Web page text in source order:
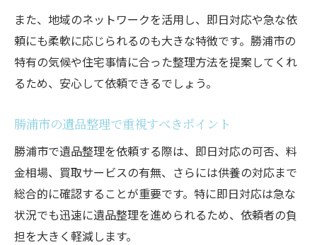
不安を減らす見積明瞭の遺品整理術
遺品整理で見積明瞭な業者の選び方
遺品整理費用の透明性がもたらす安心
遺品整理で追加料金を防ぐ方法とは
遺品整理の料金明細を比較するコツ
故人の思い出を大切にした整理方法
遺品整理で思い出を丁寧に残す工夫
遺品整理の際に心がけたい配慮と対応
また、地域のネットワークを活用し、即日対応や急な依
頼にも柔軟に応じられるのも大きな特徴です。勝浦市の
特有の気候や住宅事情に合った整理方法を提案してくれ
るため、安心して依頼できるでしょう。
勝浦市の遺品整理で重視すべきポイント
勝浦市で遺品整理を依頼する際は、即日対応の可否、料
金相場、買取サービスの有無、さらには供養の対応まで
総合的に確認することが重要です。特に即日対応は急な
状況でも迅速に遺品整理を進められるため、依頼者の負
担を大きく軽減します。